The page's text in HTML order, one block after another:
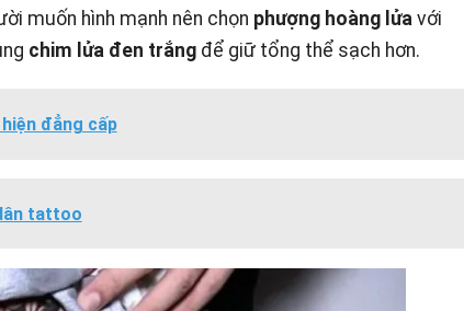
muốn hình mạnh nên chọn phượng hoàng lửa với
chim lửa đen trắng để giữ tổng thể sạch hơn.
đẳng cấp
tattoo